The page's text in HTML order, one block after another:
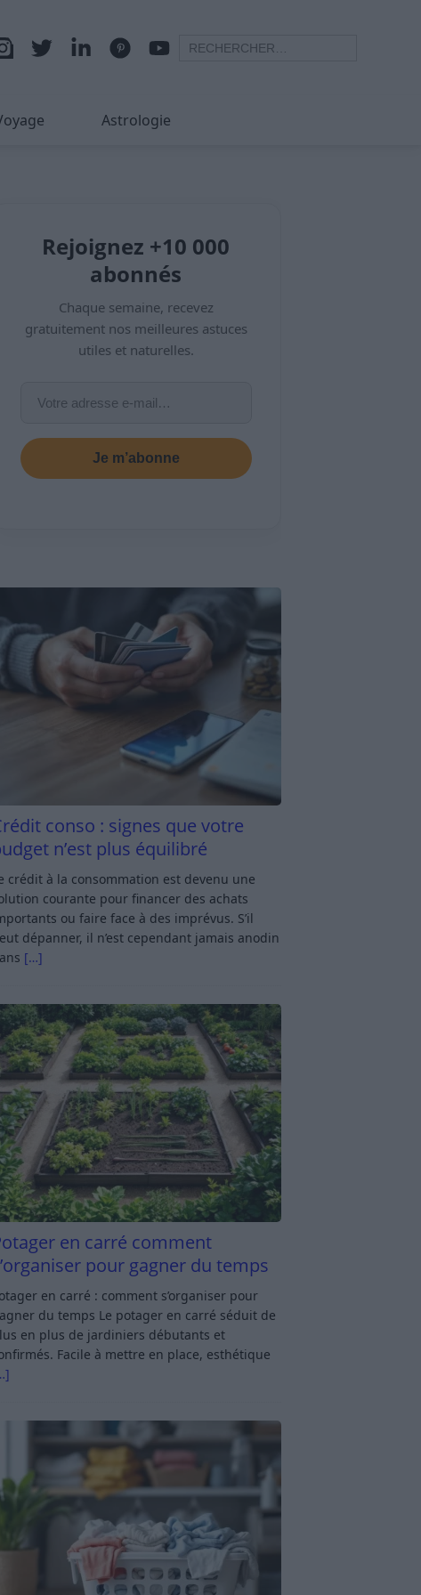
Astrologie
Rejoignez +10 000
abonnés
Chaque semaine, recevez
gratuitement nos meilleures astuces
utiles et naturelles.
Je m’abonne
conso : signes que votre
n’est plus équilibré
crédit à la consommation est devenu une
courante pour financer des achats
ou faire face à des imprévus. S’il
dépanner, il n’est cependant jamais anodin
[…]
en carré comment
pour gagner du temps
en carré : comment s’organiser pour
du temps Le potager en carré séduit de
en plus de jardiniers débutants et
Facile à mettre en place, esthétique